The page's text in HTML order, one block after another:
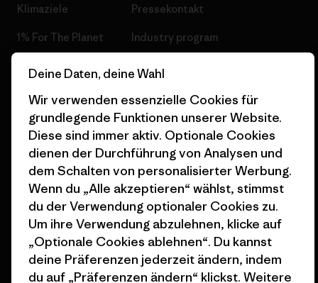
Klimaziele
1% For The Planet
Wie wir finanzieren
Geschenkgutscheine
Stores in deiner Nähe
Pressekontakt
Industry program
Affiliate-Programm
Patagonia Schweiz
Seitenverzeichnis
© 2026 Patagonia, Inc. All Rights Reserved.
Deutsch
Deine Daten, deine Wahl
Wir verwenden essenzielle Cookies für
grundlegende Funktionen unserer Website.
Diese sind immer aktiv. Optionale Cookies
dienen der Durchführung von Analysen und
dem Schalten von personalisierter Werbung.
Wenn du „Alle akzeptieren“ wählst, stimmst
du der Verwendung optionaler Cookies zu.
Um ihre Verwendung abzulehnen, klicke auf
„Optionale Cookies ablehnen“. Du kannst
deine Präferenzen jederzeit ändern, indem
du auf „Präferenzen ändern“ klickst. Weitere